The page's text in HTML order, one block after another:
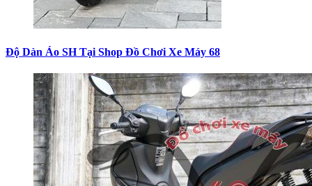
Độ Dàn Áo SH Tại Shop Đồ Chơi Xe Máy 68